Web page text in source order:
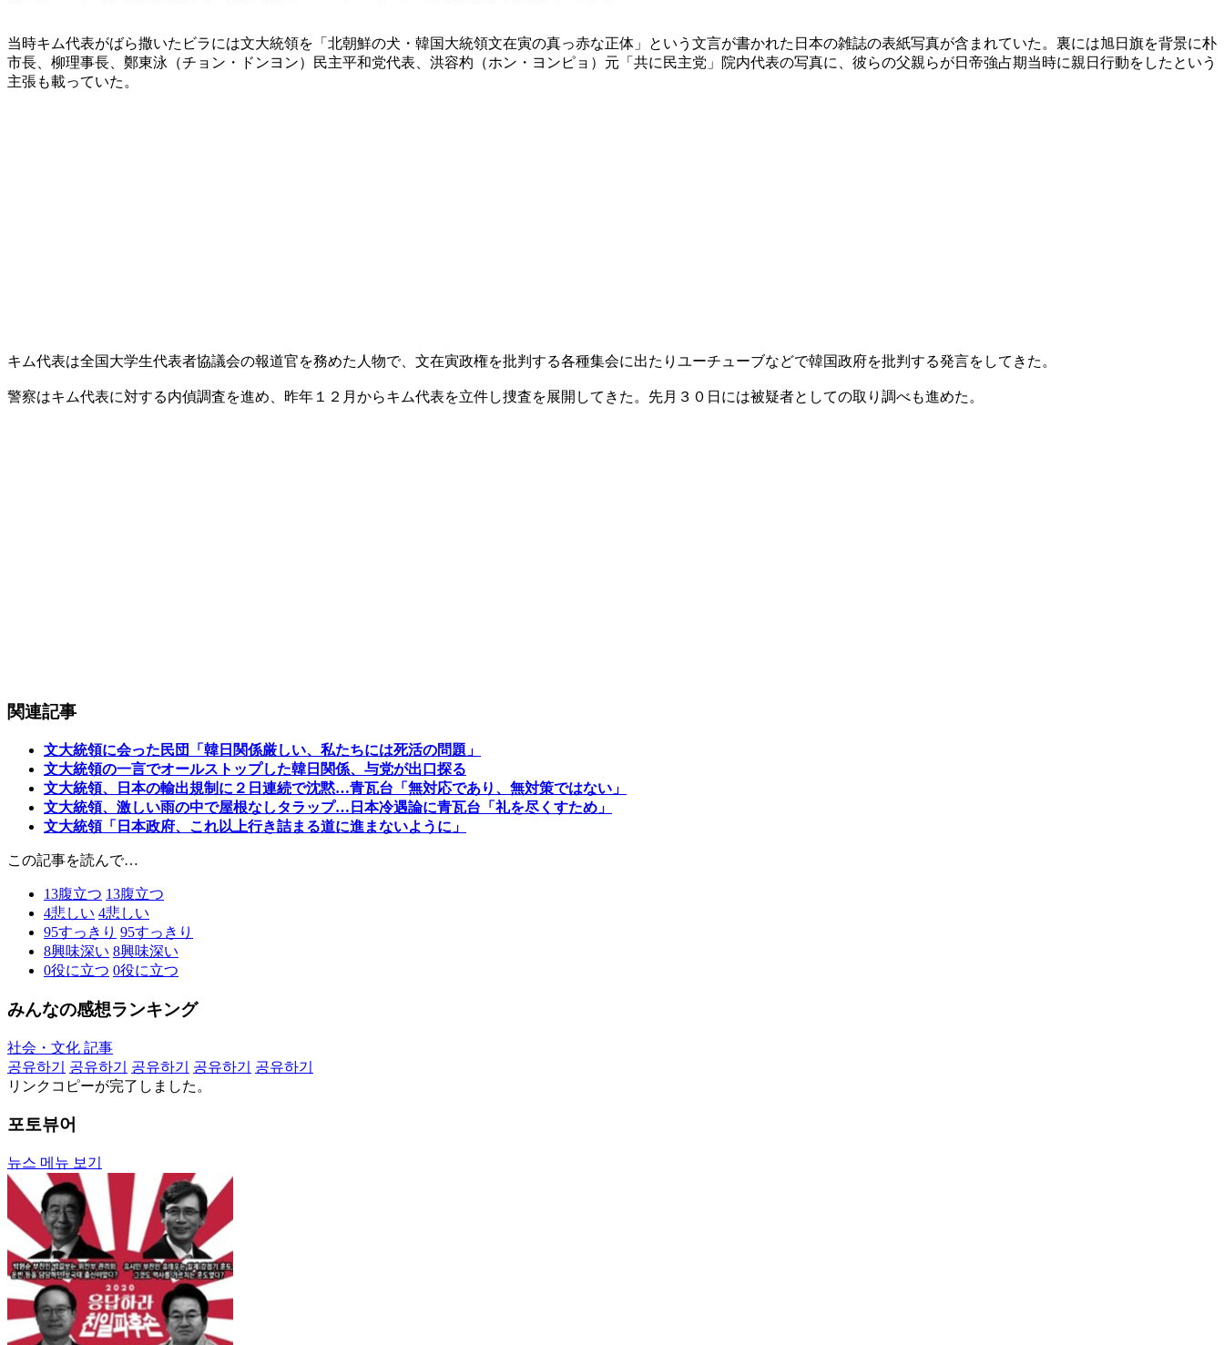
当時キム代表がばら撒いたビラには文大統領を「北朝鮮の犬・韓国大統領文在寅の真っ赤な正体」という文言が書かれた日本の雑誌の表紙写真が含まれていた。裏には旭日旗を背景に朴
市長、柳理事長、鄭東泳（チョン・ドンヨン）民主平和党代表、洪容杓（ホン・ヨンピョ）元「共に民主党」院内代表の写真に、彼らの父親らが日帝強占期当時に親日行動をしたという
主張も載っていた。
キム代表は全国大学生代表者協議会の報道官を務めた人物で、文在寅政権を批判する各種集会に出たりユーチューブなどで韓国政府を批判する発言をしてきた。
警察はキム代表に対する内偵調査を進め、昨年１２月からキム代表を立件し捜査を展開してきた。先月３０日には被疑者としての取り調べも進めた。
関連記事
文大統領に会った民団「韓日関係厳しい、私たちには死活の問題」
文大統領の一言でオールストップした韓日関係、与党が出口探る
文大統領、日本の輸出規制に２日連続で沈黙…青瓦台「無対応であり、無対策ではない」
文大統領、激しい雨の中で屋根なしタラップ…日本冷遇論に青瓦台「礼を尽くすため」
文大統領「日本政府、これ以上行き詰まる道に進まないように」
この記事を読んで…
13腹立つ 13腹立つ
4悲しい 4悲しい
95すっきり 95すっきり
8興味深い 8興味深い
0役に立つ 0役に立つ
みんなの感想ランキング
社会・文化 記事
공유하기
공유하기 공유하기 공유하기
공유하기
リンクコピーが完了しました。
포토뷰어
뉴스 메뉴 보기